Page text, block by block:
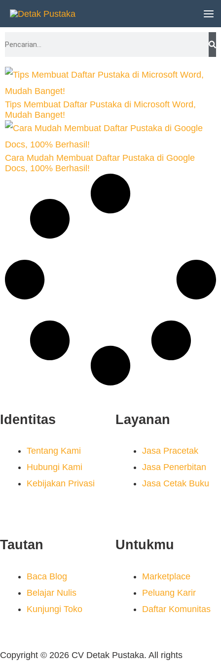
Lewati
konten
Search
Tips Membuat Daftar Pustaka di Microsoft Word,
Mudah Banget!
Cara Mudah Membuat Daftar Pustaka di Google
Docs, 100% Berhasil!
Identitas
Tentang Kami
Hubungi Kami
Kebijakan Privasi
Layanan
Jasa Pracetak
Jasa Penerbitan
Jasa Cetak Buku
Tautan
Baca Blog
Belajar Nulis
Kunjungi Toko
Untukmu
Marketplace
Peluang Karir
Daftar Komunitas
Copyright © 2026 CV Detak Pustaka. All rights